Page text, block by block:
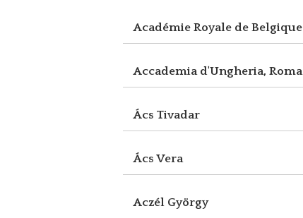
Académie Royale de Belgique
Accademia d'Ungheria, Roma
Ács Tivadar
Ács Vera
Aczél György